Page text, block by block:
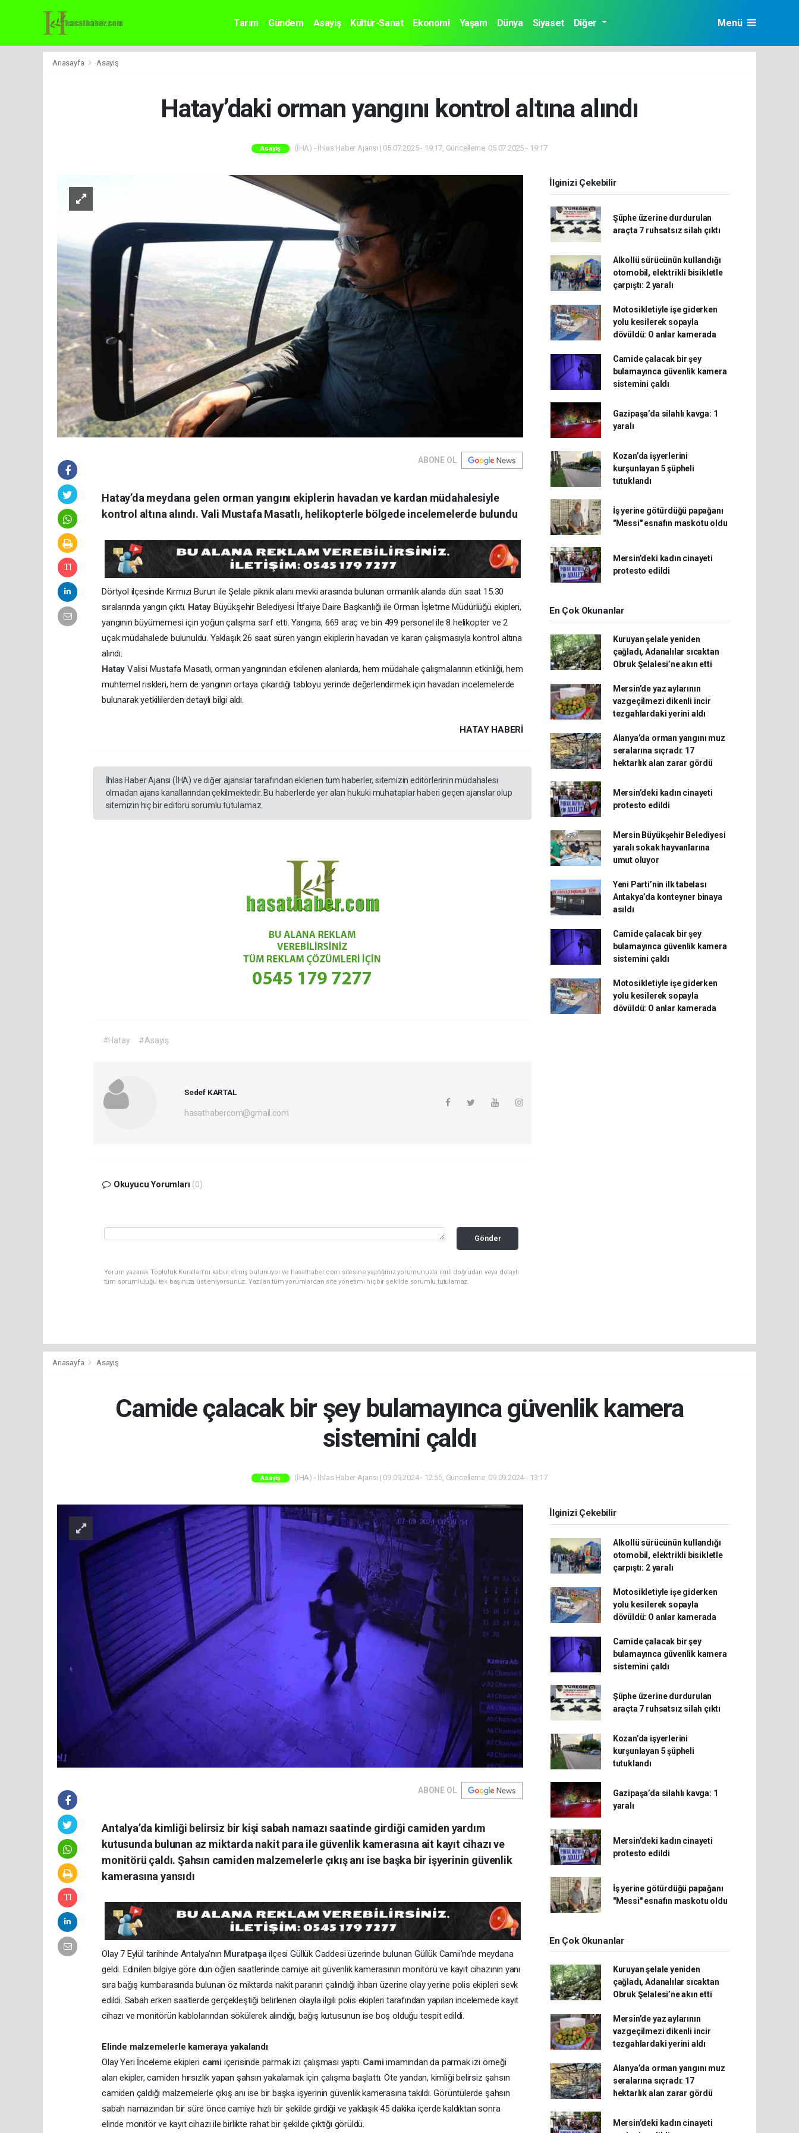
Tarım Gündem Asayiş Kültür-Sanat Ekonomi Yaşam Dünya Siyaset Diğer Menü
Anasayfa Asayiş
Hatay’daki orman yangını kontrol altına alındı
Asayiş (İHA) - İhlas Haber Ajansı | 05.07.2025 - 19:17, Güncelleme: 05.07.2025 - 19:17
ABONE OL
Hatay’da meydana gelen orman yangını ekiplerin havadan ve kardan müdahalesiyle
kontrol altına alındı. Vali Mustafa Masatlı, helikopterle bölgede incelemelerde bulundu
Dörtyol ilçesinde Kırmızı Burun ile Şelale piknik alanı mevki arasında bulunan ormanlık alanda dün saat 15.30
sıralarında yangın çıktı. Hatay Büyükşehir Belediyesi İtfaiye Daire Başkanlığı ile Orman İşletme Müdürlüğü ekipleri,
yangının büyümemesi için yoğun çalışma sarf etti. Yangına, 669 araç ve bin 499 personel ile 8 helikopter ve 2
uçak müdahalede bulunuldu. Yaklaşık 26 saat süren yangın ekiplerin havadan ve karan çalışmasıyla kontrol altına
alındı.
Hatay Valisi Mustafa Masatlı, orman yangınından etkilenen alanlarda, hem müdahale çalışmalarının etkinliği, hem
muhtemel riskleri, hem de yangının ortaya çıkardığı tabloyu yerinde değerlendirmek için havadan incelemelerde
bulunarak yetkililerden detaylı bilgi aldı.
HATAY HABERİ
İhlas Haber Ajansı (İHA) ve diğer ajanslar tarafından eklenen tüm haberler, sitemizin editörlerinin müdahalesi
olmadan ajans kanallarından çekilmektedir. Bu haberlerde yer alan hukuki muhataplar haberi geçen ajanslar olup
sitemizin hiç bir editörü sorumlu tutulamaz.
#Hatay #Asayiş
Sedef KARTAL
hasathabercom@gmail.com
Okuyucu Yorumları (0)
Gönder
Yorum yazarak Topluluk Kuralları’nı kabul etmiş bulunuyor ve hasathaber.com sitesine yaptığınız yorumunuzla ilgili doğrudan veya dolaylı
tüm sorumluluğu tek başınıza üstleniyorsunuz. Yazılan tüm yorumlardan site yönetimi hiçbir şekilde sorumlu tutulamaz.
İlginizi Çekebilir
Şüphe üzerine durdurulan
araçta 7 ruhsatsız silah çıktı
Alkollü sürücünün kullandığı
otomobil, elektrikli bisikletle
çarpıştı: 2 yaralı
Motosikletiyle işe giderken
yolu kesilerek sopayla
dövüldü: O anlar kamerada
Camide çalacak bir şey
bulamayınca güvenlik kamera
sistemini çaldı
Gazipaşa’da silahlı kavga: 1
yaralı
Kozan’da işyerlerini
kurşunlayan 5 şüpheli
tutuklandı
İş yerine götürdüğü papağanı
"Messi" esnafın maskotu oldu
Mersin’deki kadın cinayeti
protesto edildi
En Çok Okunanlar
Kuruyan şelale yeniden
çağladı, Adanalılar sıcaktan
Obruk Şelalesi’ne akın etti
Mersin’de yaz aylarının
vazgeçilmezi dikenli incir
tezgahlardaki yerini aldı
Alanya’da orman yangını muz
seralarına sıçradı: 17
hektarlık alan zarar gördü
Mersin’deki kadın cinayeti
protesto edildi
Mersin Büyükşehir Belediyesi
yaralı sokak hayvanlarına
umut oluyor
Yeni Parti’nin ilk tabelası
Antakya’da konteyner binaya
asıldı
Camide çalacak bir şey
bulamayınca güvenlik kamera
sistemini çaldı
Motosikletiyle işe giderken
yolu kesilerek sopayla
dövüldü: O anlar kamerada
Anasayfa Asayiş
Camide çalacak bir şey bulamayınca güvenlik kamera
sistemini çaldı
Asayiş (İHA) - İhlas Haber Ajansı | 09.09.2024 - 12:55, Güncelleme: 09.09.2024 - 13:17
ABONE OL
Antalya’da kimliği belirsiz bir kişi sabah namazı saatinde girdiği camiden yardım
kutusunda bulunan az miktarda nakit para ile güvenlik kamerasına ait kayıt cihazı ve
monitörü çaldı. Şahsın camiden malzemelerle çıkış anı ise başka bir işyerinin güvenlik
kamerasına yansıdı
Olay 7 Eylül tarihinde Antalya’nın Muratpaşailçesi Güllük Caddesi üzerinde bulunan Güllük Camii’nde meydana
geldi. Edinilen bilgiye göre dün öğlen saatlerinde camiye ait güvenlik kamerasının monitörü ve kayıt cihazının yanı
sıra bağış kumbarasında bulunan öz miktarda nakit paranın çalındığı ihbarı üzerine olay yerine polis ekipleri sevk
edildi. Sabah erken saatlerde gerçekleştiği belirlenen olayla ilgili polis ekipleri tarafından yapılan incelemede kayıt
cihazı ve monitörün kablolarından sökülerek alındığı, bağış kutusunun ise boş olduğu tespit edildi.
Elinde malzemelerle kameraya yakalandı
Olay Yeri İnceleme ekipleri cami içerisinde parmak izi çalışması yaptı. Camiimamından da parmak izi örneği
alan ekipler, camiden hırsızlık yapan şahsın yakalamak için çalışma başlattı. Öte yandan, kimliği belirsiz şahsın
camiden çaldığı malzemelerle çıkış anı ise bir başka işyerinin güvenlik kamerasına takıldı. Görüntülerde şahsın
sabah namazından bir süre önce camiye hızlı bir şekilde girdiği ve yaklaşık 45 dakika içerde kaldıktan sonra
elinde monitör ve kayıt cihazı ile birlikte rahat bir şekilde çıktığı görüldü.
İlginizi Çekebilir
Alkollü sürücünün kullandığı
otomobil, elektrikli bisikletle
çarpıştı: 2 yaralı
Motosikletiyle işe giderken
yolu kesilerek sopayla
dövüldü: O anlar kamerada
Camide çalacak bir şey
bulamayınca güvenlik kamera
sistemini çaldı
Şüphe üzerine durdurulan
araçta 7 ruhsatsız silah çıktı
Kozan’da işyerlerini
kurşunlayan 5 şüpheli
tutuklandı
Gazipaşa’da silahlı kavga: 1
yaralı
Mersin’deki kadın cinayeti
protesto edildi
İş yerine götürdüğü papağanı
"Messi" esnafın maskotu oldu
En Çok Okunanlar
Kuruyan şelale yeniden
çağladı, Adanalılar sıcaktan
Obruk Şelalesi’ne akın etti
Mersin’de yaz aylarının
vazgeçilmezi dikenli incir
tezgahlardaki yerini aldı
Alanya’da orman yangını muz
seralarına sıçradı: 17
hektarlık alan zarar gördü
Mersin’deki kadın cinayeti